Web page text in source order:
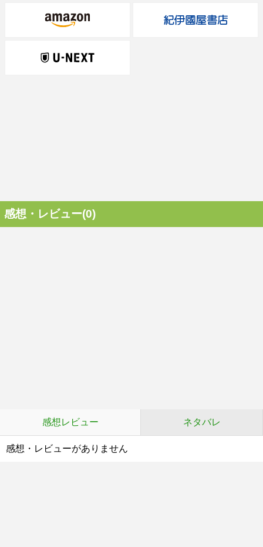
感想・レビュー(0)
感想レビュー ネタバレ
感想・レビューがありません